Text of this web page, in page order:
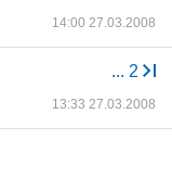
14:00 27.03.2008
... 2
13:33 27.03.2008